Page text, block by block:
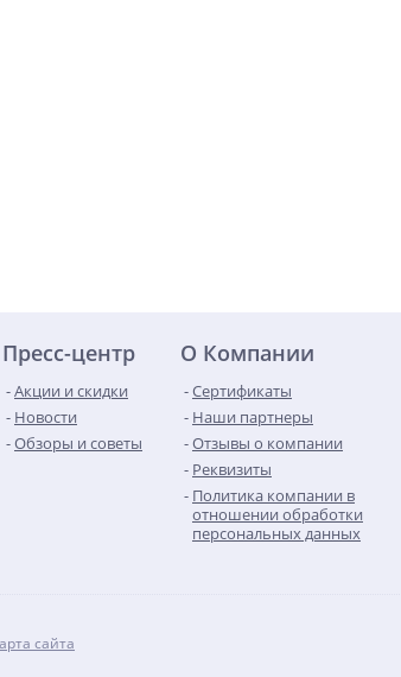
Пресс-центр
Акции и скидки
Новости
Обзоры и советы
О Компании
Сертификаты
Наши партнеры
Отзывы о компании
Реквизиты
Политика компании в
отношении обработки
персональных данных
сайта